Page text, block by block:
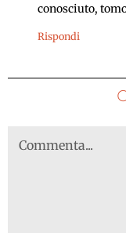
conosciuto,
Rispondi
C